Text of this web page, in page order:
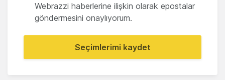
Webrazzi haberlerine ilişkin olarak epostalar
göndermesini onaylıyorum.
Seçimlerimi kaydet